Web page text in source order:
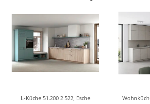
L-Küche 51.200 2 522, Esche